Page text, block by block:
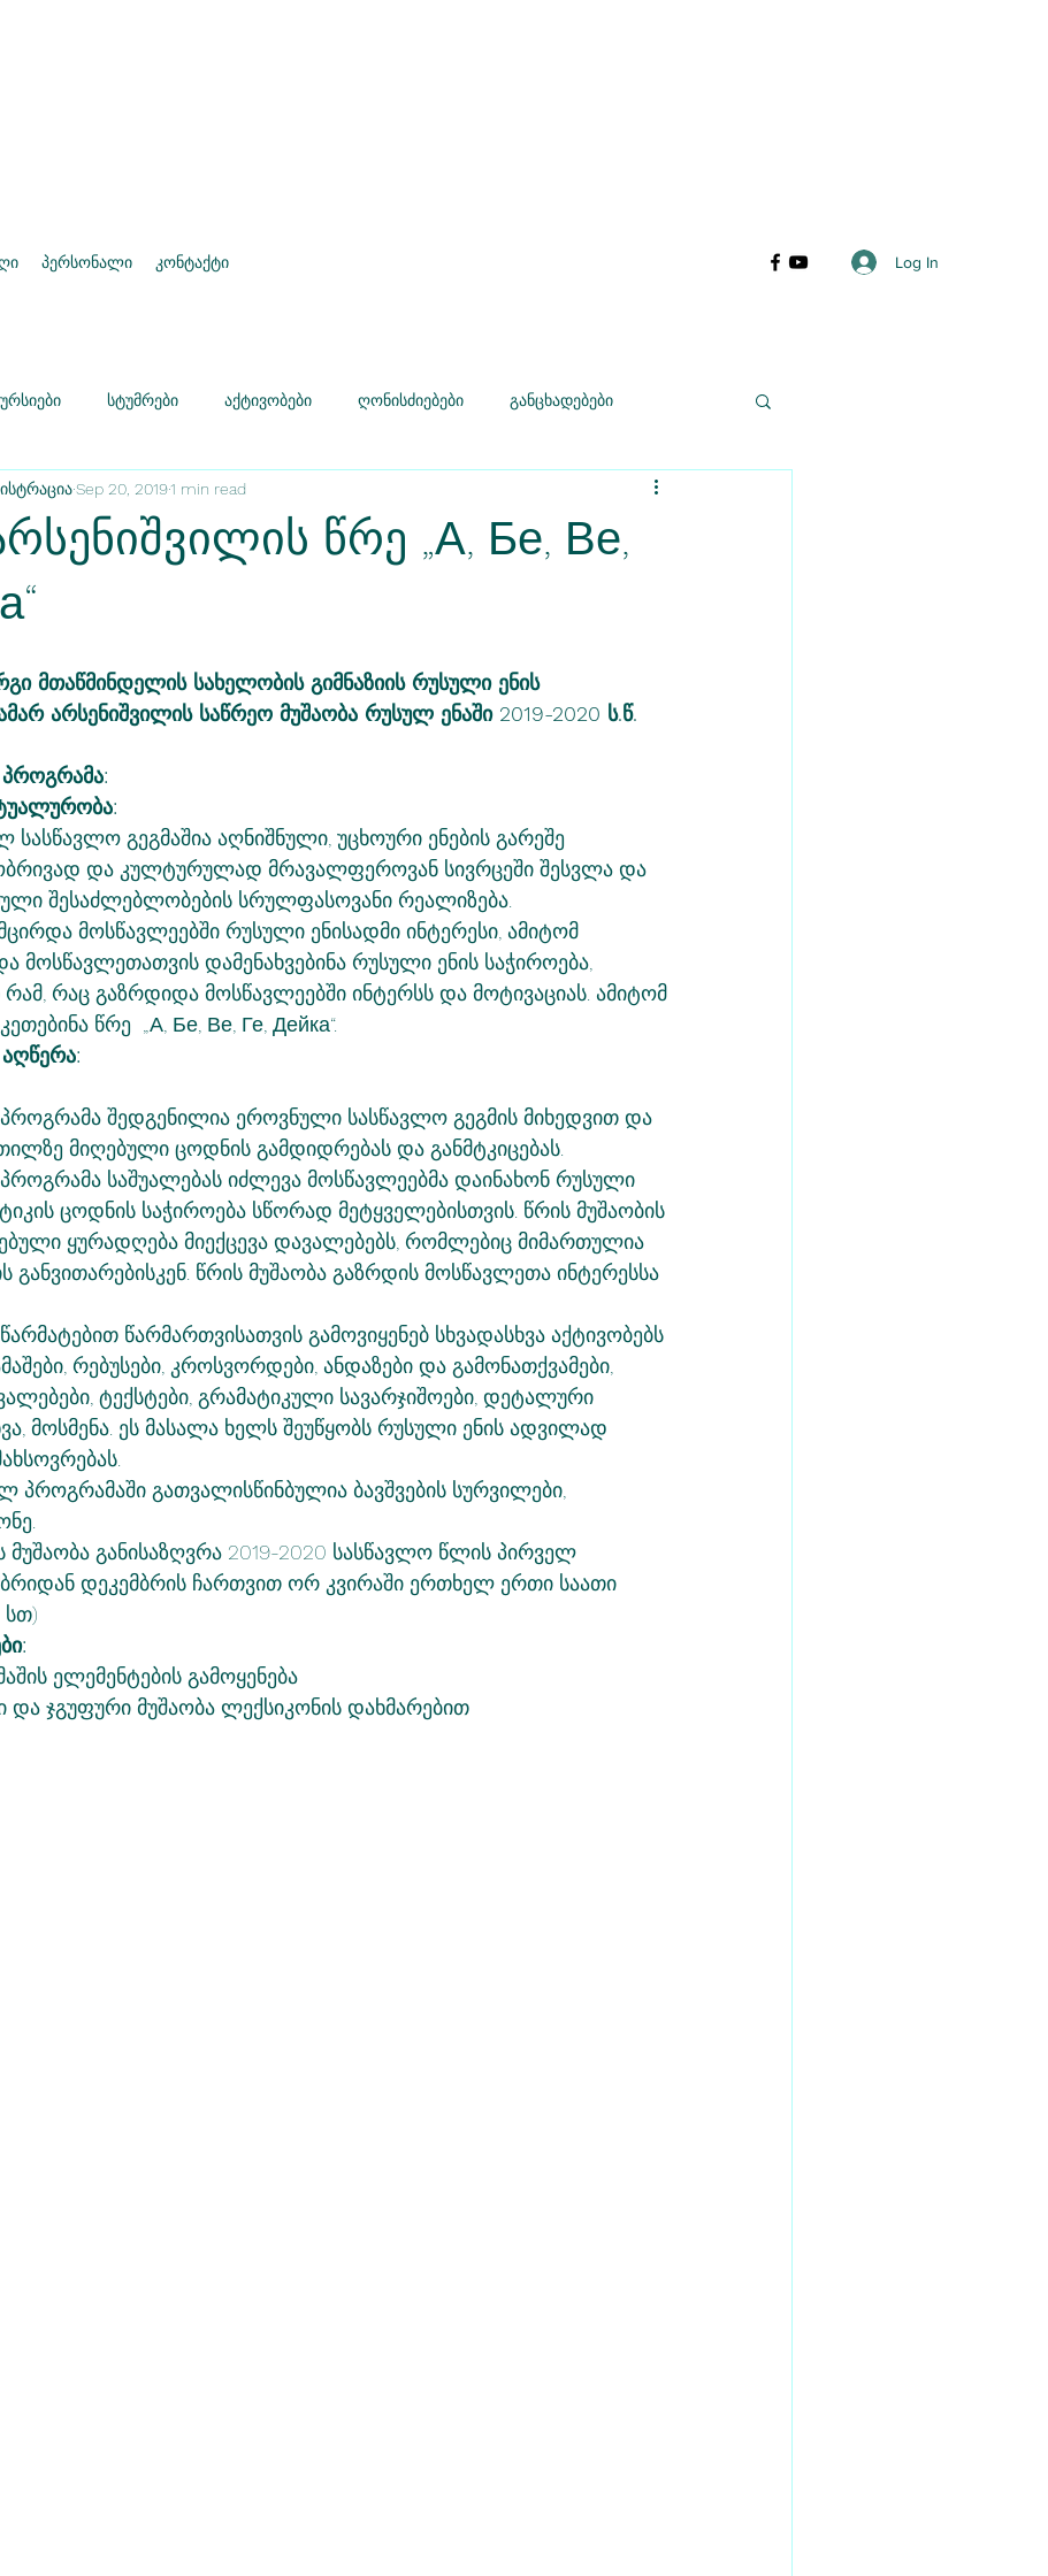
პერსონალი კონტაქტი Log In
სტუმრები აქტივობები ღონისძიებები განცხადებები
კამპანია
წრე „А, Бе, Ве,
Sep 20, 20191 min read
მთაწმინდელის სახელობის გიმნაზიის რუსული ენის
არსენიშვილის საწრეო მუშაობა რუსულ ენაში 2019-2020 ს.წ.
გეგმაშია აღნიშნული, უცხოური ენების გარეშე
და კულტურულად მრავალფეროვან სივრცეში შესვლა და
შესაძლებლობების სრულფასოვანი რეალიზება.
მოსწავლეებში რუსული ენისადმი ინტერესი, ამიტომ
მოსწავლეთათვის დამენახვებინა რუსული ენის საჭიროება,
რამ, რაც გაზრდიდა მოსწავლეებში ინტერსს და მოტივაციას. ამიტომ
წრე  „А, Бе, Ве, Ге, Дейка“.
პროგრამა შედგენილია ეროვნული სასწავლო გეგმის მიხედვით და
მიღებული ცოდნის გამდიდრებას და განმტკიცებას.
საშუალებას იძლევა მოსწავლეებმა დაინახონ რუსული
ცოდნის საჭიროება სწორად მეტყველებისთვის. წრის მუშაობის
ყურადღება მიექცევა დავალებებს, რომლებიც მიმართულია
განვითარებისკენ. წრის მუშაობა გაზრდის მოსწავლეთა ინტერესსა
წარმართვისათვის გამოვიყენებ სხვადასხვა აქტივობებს
რებუსები, კროსვორდები, ანდაზები და გამონათქვამები,
ტექსტები, გრამატიკული სავარჯიშოები, დეტალური
მოსმენა. ეს მასალა ხელს შეუწყობს რუსული ენის ადვილად
პროგრამაში გათვალისწინბულია ბავშვების სურვილები,
მუშაობა განისაზღვრა 2019-2020 სასწავლო წლის პირველ
დეკემბრის ჩართვით ორ კვირაში ერთხელ ერთი საათი
სთ)
ელემენტების გამოყენება
ჯგუფური მუშაობა ლექსიკონის დახმარებით